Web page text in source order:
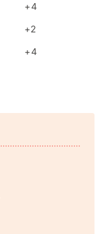
+4
+2
+4